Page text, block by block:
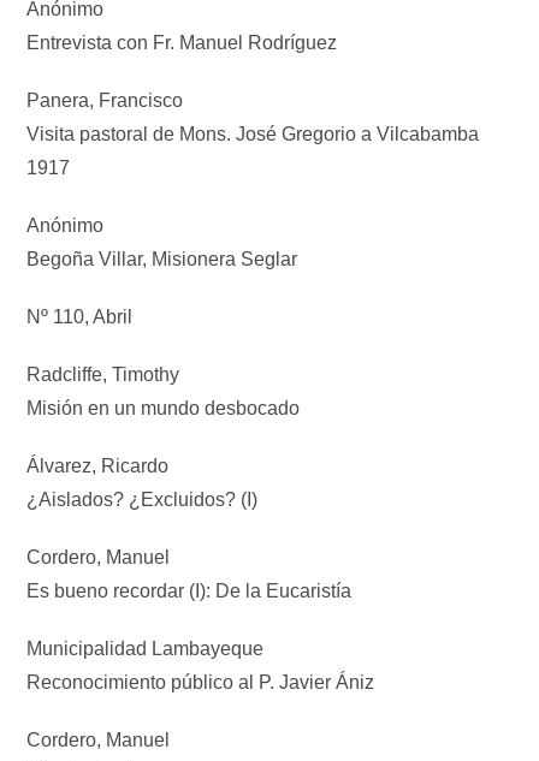
Anónimo
Entrevista con Fr. Manuel Rodríguez
Panera, Francisco
Visita pastoral de Mons. José Gregorio a Vilcabamba
1917
Anónimo
Begoña Villar, Misionera Seglar
Nº 110, Abril
Radcliffe, Timothy
Misión en un mundo desbocado
Álvarez, Ricardo
¿Aislados? ¿Excluidos? (I)
Cordero, Manuel
Es bueno recordar (I): De la Eucaristía
Municipalidad Lambayeque
Reconocimiento público al P. Javier Ániz
Cordero, Manuel